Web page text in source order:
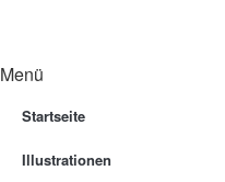
Menü
Startseite
Illustrationen